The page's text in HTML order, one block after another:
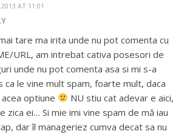
AT 11:01
tare ma irita unde nu pot comenta cu
URL, am intrebat cativa posesori de
unde nu pot comenta asa si mi s-a
ca le vine mult spam, foarte mult, daca
acea optiune
NU stiu cat adevar e aici,
zica ei… Si mie imi vine spam de mă iau
dar îl manageriez cumva decat sa nu